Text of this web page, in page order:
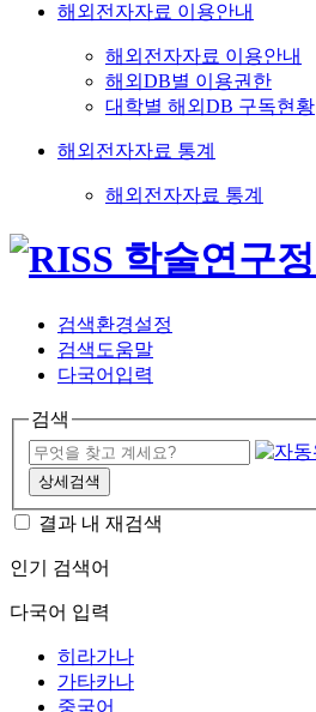
해외전자자료 이용안내
해외전자자료 이용안내
해외DB별 이용권한
대학별 해외DB 구독현황
해외전자자료 통계
해외전자자료 통계
검색환경설정
검색도움말
다국어입력
검색
상세검색
결과 내 재검색
인기 검색어
다국어 입력
히라가나
가타카나
중국어